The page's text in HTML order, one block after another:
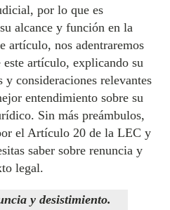
por lo que es
alcance y función en la
artículo, nos adentraremos
artículo, explicando su
consideraciones relevantes
entendimiento sobre su
Sin más preámbulos,
el Artículo 20 de la LEC y
saber sobre renuncia y
legal.
y desistimiento.